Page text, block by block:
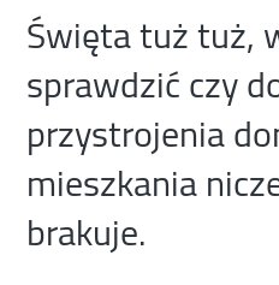
Święta tuż tuż,
sprawdzić czy
przystrojenia
mieszkania
brakuje.